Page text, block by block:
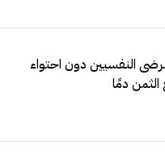
النفسيين دون احتواء
دمًا